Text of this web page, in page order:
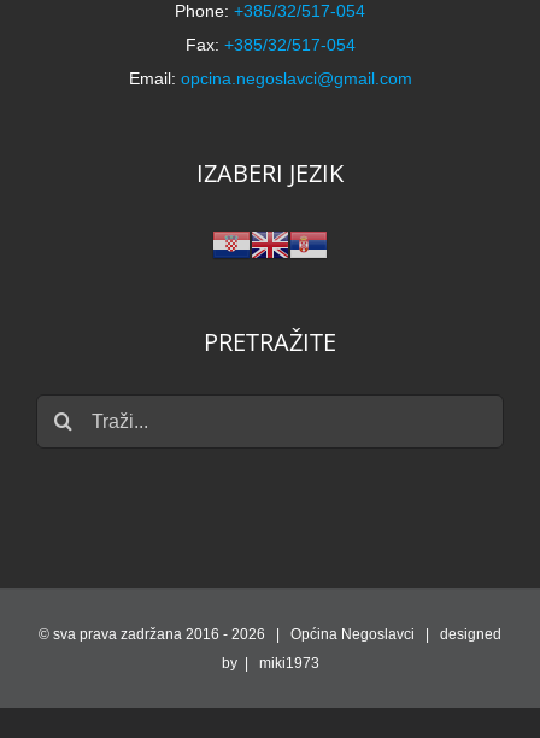
Phone: +385/32/517-054
Fax: +385/32/517-054
Email: opcina.negoslavci@gmail.com
IZABERI JEZIK
PRETRAŽITE
Traži...
© sva prava zadržana 2016 - 2026 | Općina Negoslavci | designed
by | miki1973